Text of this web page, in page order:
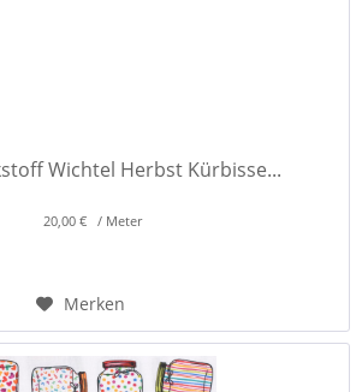
Wichtel Herbst Kürbisse...
20,00 € / Meter
Merken